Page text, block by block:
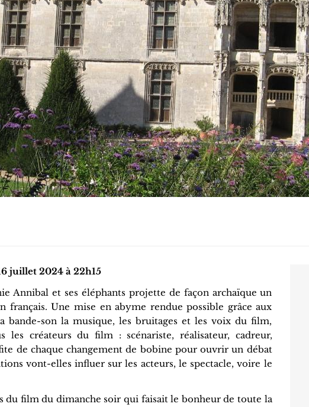
juillet 2024 à 22h15
Annibal et ses éléphants projette de façon archaïque un
Une mise en abyme rendue possible grâce aux
son la musique, les bruitages et les voix du film,
créateurs du film : scénariste, réalisateur, cadreur,
de chaque changement de bobine pour ouvrir un débat
vont-elles influer sur les acteurs, le spectacle, voire le
du film du dimanche soir qui faisait le bonheur de toute la